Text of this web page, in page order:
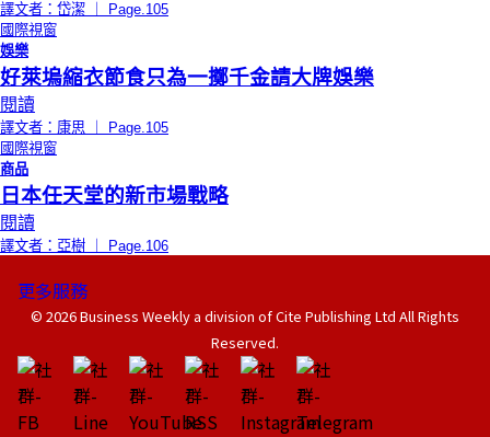
譯文者：岱潔 ｜ Page.105
國際視窗
娛樂
好萊塢縮衣節食只為一擲千金請大牌娛樂
閱讀
譯文者：康思 ｜ Page.105
國際視窗
商品
日本任天堂的新市場戰略
閱讀
譯文者：亞樹 ｜ Page.106
更多服務
© 2026 Business Weekly a division of Cite Publishing Ltd All Rights
Reserved.